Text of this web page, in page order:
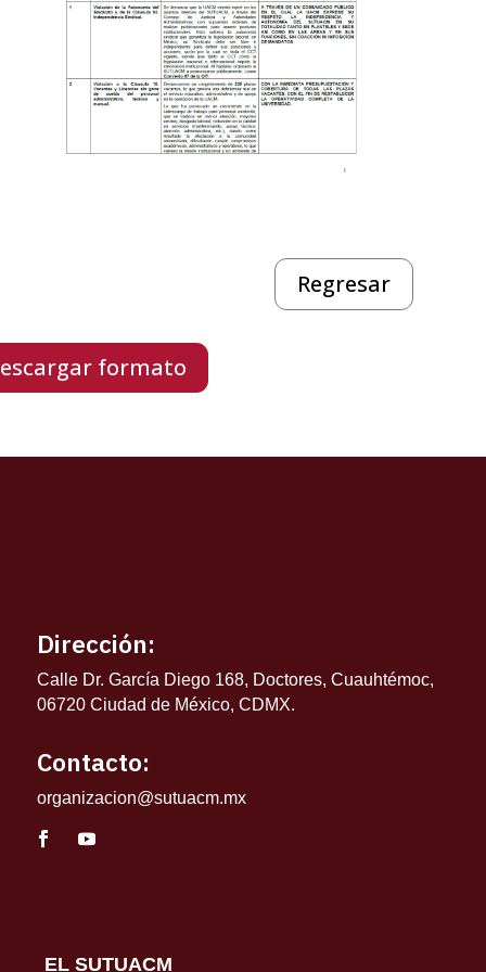
Regresar
formato
Dirección:
Calle Dr. García Diego 168, Doctores, Cuauhtémoc,
06720 Ciudad de México, CDMX.
Contacto:
organizacion@sutuacm.mx
EL SUTUACM